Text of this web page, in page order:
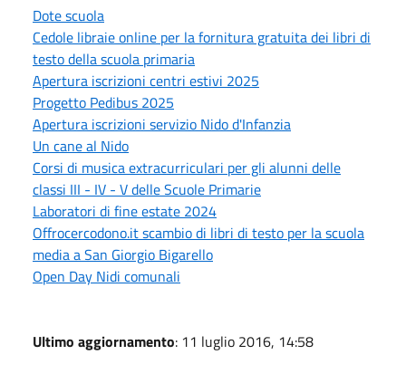
Dote scuola
Cedole libraie online per la fornitura gratuita dei libri di
testo della scuola primaria
Apertura iscrizioni centri estivi 2025
Progetto Pedibus 2025
Apertura iscrizioni servizio Nido d'Infanzia
Un cane al Nido
Corsi di musica extracurriculari per gli alunni delle
classi III - IV - V delle Scuole Primarie
Laboratori di fine estate 2024
Offrocercodono.it scambio di libri di testo per la scuola
media a San Giorgio Bigarello
Open Day Nidi comunali
Ultimo aggiornamento: 11 luglio 2016, 14:58